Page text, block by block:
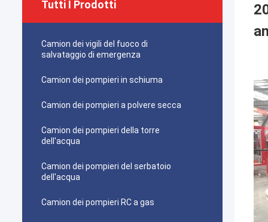
Tutti I Prodotti
Camion dei vigili del fuoco di
salvataggio di emergenza
Camion dei pompieri in schiuma
Camion dei pompieri a polvere secca
Camion dei pompieri della torre
dell'acqua
Camion dei pompieri del serbatoio
dell'acqua
Camion dei pompieri RC a gas